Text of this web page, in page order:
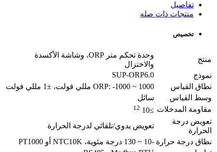
تفاصيل
منتجات ذات صله
تخصيص
منتج
وحدة تحكم متر ORP، وشاشة الأكسدة
والاختزال
نموذج
SUP-ORP6.0
نطاق القياس
ORP: -1000 ~ 1000 مللي فولت، ±1 مللي فولت
وسط القياس
سائل
مقاومة المدخلات ≥10
12
تعويض درجة
الحرارة
تعويض يدوي/تلقائي لدرجة الحرارة
نطاق درجة حرارة -10 ~ 130 درجة مئوية، NTC10K أو PT1000